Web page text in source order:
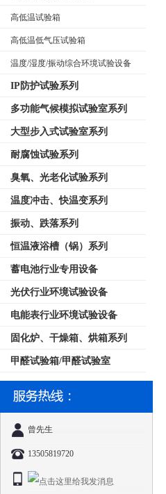
高低温试验箱
高低温低气压试验箱
温度/湿度/振动综合环境试验设备
IP防护试验系列
多功能气候模拟试验室系列
大型步入式试验室系列
耐腐蚀试验系列
臭氧、光老化试验系列
温度冲击、快温变系列
振动、跌落系列
恒温液浴槽（锅）系列
蓄电池行业专用设备
光伏行业环境试验设备
电能表行业环境试验设备
固化炉、干燥箱、烘箱系列
甲醛试验箱/甲醛试验室
曾先生
13505819720